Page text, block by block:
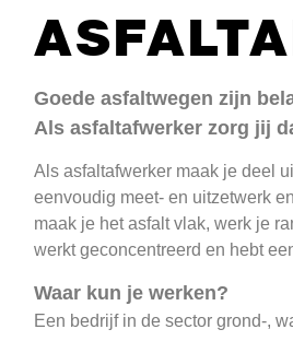
Goede asfaltwegen zijn
Als asfaltafwerker zorg jij
Als asfaltafwerker maak je deel
eenvoudig meet- en uitzetwerk
maak je het asfalt vlak, werk je
werkt geconcentreerd en hebt
Waar kun je werken?
Een bedrijf in de sector grond-,